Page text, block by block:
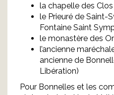
la chapelle des Clos
le Prieuré de Saint-
Fontaine Saint
le monastère des
l’ancienne
ancienne de
Libération)
Pour Bonnelles et les